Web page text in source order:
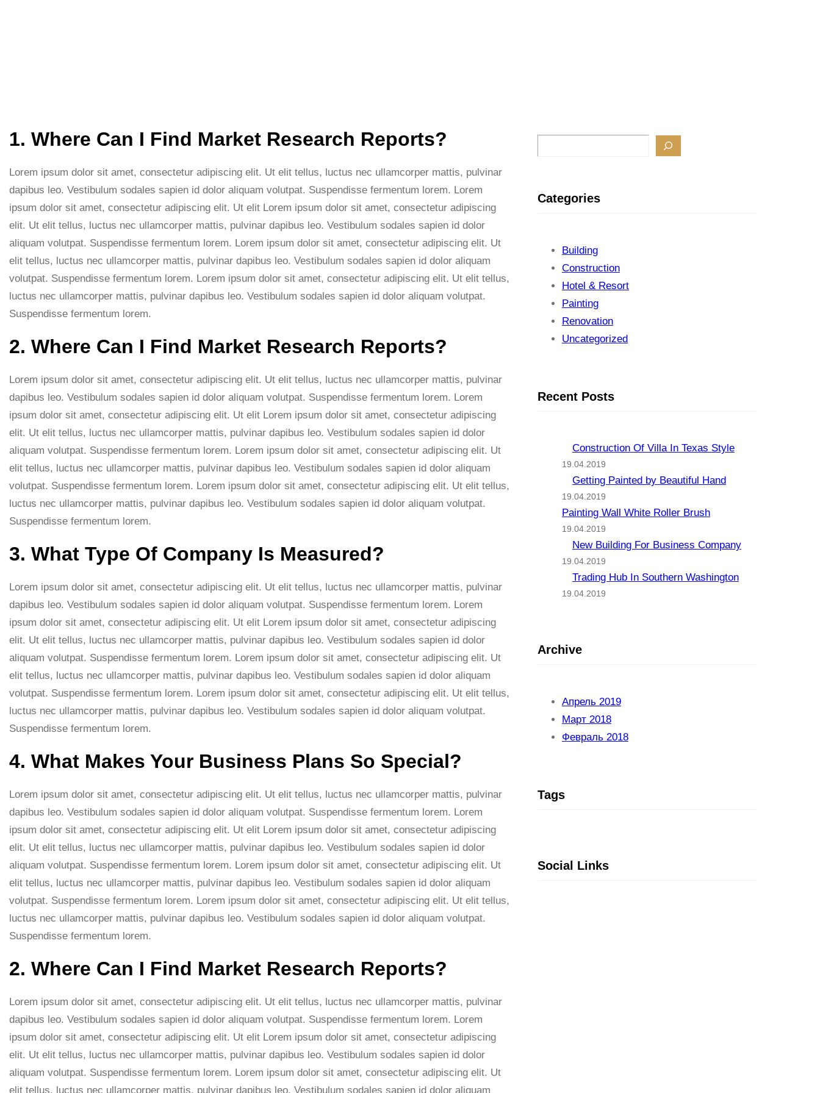
1. Where Can I Find Market Research Reports?
Lorem ipsum dolor sit amet, consectetur adipiscing elit. Ut elit tellus, luctus nec ullamcorper mattis, pulvinar
dapibus leo. Vestibulum sodales sapien id dolor aliquam volutpat. Suspendisse fermentum lorem. Lorem
ipsum dolor sit amet, consectetur adipiscing elit. Ut elit Lorem ipsum dolor sit amet, consectetur adipiscing
elit. Ut elit tellus, luctus nec ullamcorper mattis, pulvinar dapibus leo. Vestibulum sodales sapien id dolor
aliquam volutpat. Suspendisse fermentum lorem. Lorem ipsum dolor sit amet, consectetur adipiscing elit. Ut
elit tellus, luctus nec ullamcorper mattis, pulvinar dapibus leo. Vestibulum sodales sapien id dolor aliquam
volutpat. Suspendisse fermentum lorem. Lorem ipsum dolor sit amet, consectetur adipiscing elit. Ut elit tellus,
luctus nec ullamcorper mattis, pulvinar dapibus leo. Vestibulum sodales sapien id dolor aliquam volutpat.
Suspendisse fermentum lorem.
2. Where Can I Find Market Research Reports?
Lorem ipsum dolor sit amet, consectetur adipiscing elit. Ut elit tellus, luctus nec ullamcorper mattis, pulvinar
dapibus leo. Vestibulum sodales sapien id dolor aliquam volutpat. Suspendisse fermentum lorem. Lorem
ipsum dolor sit amet, consectetur adipiscing elit. Ut elit Lorem ipsum dolor sit amet, consectetur adipiscing
elit. Ut elit tellus, luctus nec ullamcorper mattis, pulvinar dapibus leo. Vestibulum sodales sapien id dolor
aliquam volutpat. Suspendisse fermentum lorem. Lorem ipsum dolor sit amet, consectetur adipiscing elit. Ut
elit tellus, luctus nec ullamcorper mattis, pulvinar dapibus leo. Vestibulum sodales sapien id dolor aliquam
volutpat. Suspendisse fermentum lorem. Lorem ipsum dolor sit amet, consectetur adipiscing elit. Ut elit tellus,
luctus nec ullamcorper mattis, pulvinar dapibus leo. Vestibulum sodales sapien id dolor aliquam volutpat.
Suspendisse fermentum lorem.
3. What Type Of Company Is Measured?
Lorem ipsum dolor sit amet, consectetur adipiscing elit. Ut elit tellus, luctus nec ullamcorper mattis, pulvinar
dapibus leo. Vestibulum sodales sapien id dolor aliquam volutpat. Suspendisse fermentum lorem. Lorem
ipsum dolor sit amet, consectetur adipiscing elit. Ut elit Lorem ipsum dolor sit amet, consectetur adipiscing
elit. Ut elit tellus, luctus nec ullamcorper mattis, pulvinar dapibus leo. Vestibulum sodales sapien id dolor
aliquam volutpat. Suspendisse fermentum lorem. Lorem ipsum dolor sit amet, consectetur adipiscing elit. Ut
elit tellus, luctus nec ullamcorper mattis, pulvinar dapibus leo. Vestibulum sodales sapien id dolor aliquam
volutpat. Suspendisse fermentum lorem. Lorem ipsum dolor sit amet, consectetur adipiscing elit. Ut elit tellus,
luctus nec ullamcorper mattis, pulvinar dapibus leo. Vestibulum sodales sapien id dolor aliquam volutpat.
Suspendisse fermentum lorem.
4. What Makes Your Business Plans So Special?
Lorem ipsum dolor sit amet, consectetur adipiscing elit. Ut elit tellus, luctus nec ullamcorper mattis, pulvinar
dapibus leo. Vestibulum sodales sapien id dolor aliquam volutpat. Suspendisse fermentum lorem. Lorem
ipsum dolor sit amet, consectetur adipiscing elit. Ut elit Lorem ipsum dolor sit amet, consectetur adipiscing
elit. Ut elit tellus, luctus nec ullamcorper mattis, pulvinar dapibus leo. Vestibulum sodales sapien id dolor
aliquam volutpat. Suspendisse fermentum lorem. Lorem ipsum dolor sit amet, consectetur adipiscing elit. Ut
elit tellus, luctus nec ullamcorper mattis, pulvinar dapibus leo. Vestibulum sodales sapien id dolor aliquam
volutpat. Suspendisse fermentum lorem. Lorem ipsum dolor sit amet, consectetur adipiscing elit. Ut elit tellus,
luctus nec ullamcorper mattis, pulvinar dapibus leo. Vestibulum sodales sapien id dolor aliquam volutpat.
Suspendisse fermentum lorem.
2. Where Can I Find Market Research Reports?
Lorem ipsum dolor sit amet, consectetur adipiscing elit. Ut elit tellus, luctus nec ullamcorper mattis, pulvinar
dapibus leo. Vestibulum sodales sapien id dolor aliquam volutpat. Suspendisse fermentum lorem. Lorem
ipsum dolor sit amet, consectetur adipiscing elit. Ut elit Lorem ipsum dolor sit amet, consectetur adipiscing
elit. Ut elit tellus, luctus nec ullamcorper mattis, pulvinar dapibus leo. Vestibulum sodales sapien id dolor
aliquam volutpat. Suspendisse fermentum lorem. Lorem ipsum dolor sit amet, consectetur adipiscing elit. Ut
elit tellus, luctus nec ullamcorper mattis, pulvinar dapibus leo. Vestibulum sodales sapien id dolor aliquam
о
с
Categories
Building
Construction
Hotel & Resort
Painting
Renovation
Uncategorized
Recent Posts
Construction Of Villa In Texas Style
19.04.2019
Getting Painted by Beautiful Hand
19.04.2019
Painting Wall White Roller Brush
19.04.2019
New Building For Business Company
19.04.2019
Trading Hub In Southern Washington
19.04.2019
Archive
Апрель 2019
Март 2018
Февраль 2018
Tags
Social Links